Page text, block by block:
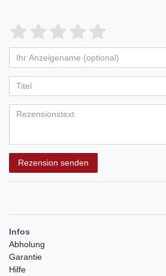
Bewertungssterne
von
5
4
von
5
3
von
5
2
von
5
1
von
5
Anzeigename
(optional)
Rezension senden
Infos
Abholung
Garantie
Hilfe